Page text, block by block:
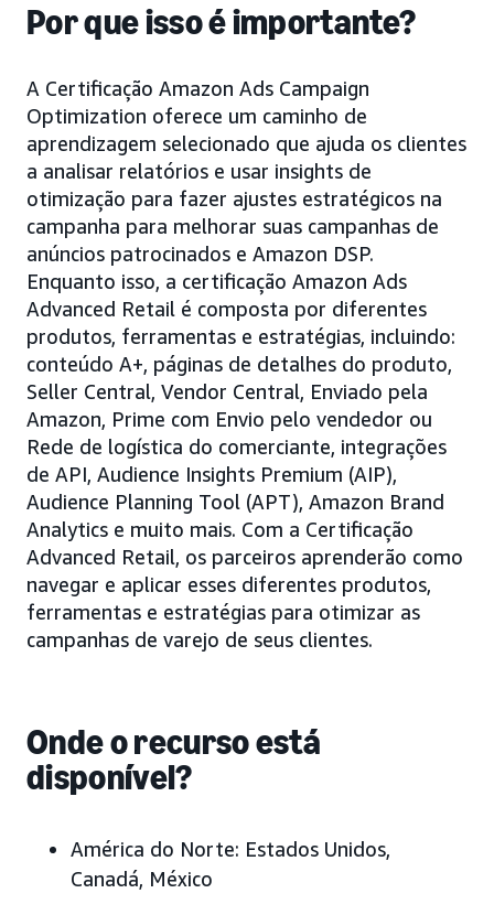
Por que isso é importante?
A Certificação Amazon Ads Campaign
Optimization oferece um caminho de
aprendizagem selecionado que ajuda os clientes
a analisar relatórios e usar insights de
otimização para fazer ajustes estratégicos na
campanha para melhorar suas campanhas de
anúncios patrocinados e Amazon DSP.
Enquanto isso, a certificação Amazon Ads
Advanced Retail é composta por diferentes
produtos, ferramentas e estratégias, incluindo:
conteúdo A+, páginas de detalhes do produto,
Seller Central, Vendor Central, Enviado pela
Amazon, Prime com Envio pelo vendedor ou
Rede de logística do comerciante, integrações
de API, Audience Insights Premium (AIP),
Audience Planning Tool (APT), Amazon Brand
Analytics e muito mais. Com a Certificação
Advanced Retail, os parceiros aprenderão como
navegar e aplicar esses diferentes produtos,
ferramentas e estratégias para otimizar as
campanhas de varejo de seus clientes.
Onde o recurso está
disponível?
América do Norte: Estados Unidos,
Canadá, México